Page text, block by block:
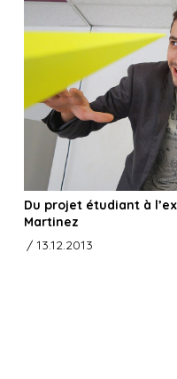
Du projet étudiant à
Martinez
/ 13.12.2013